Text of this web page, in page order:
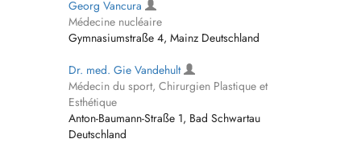
Georg Vancura
Médecine nucléaire
Gymnasiumstraße 4, Mainz Deutschland
Dr. med. Gie Vandehult
Médecin du sport, Chirurgien Plastique et
Esthétique
Anton-Baumann-Straße 1, Bad Schwartau
Deutschland